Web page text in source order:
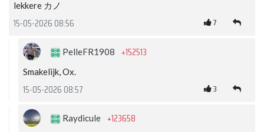
lekkere カノ
15-05-2026 08:56 7
PelleFR1908 +152513
Smakelijk, Ox.
15-05-2026 08:57 3
Raydicule +123658